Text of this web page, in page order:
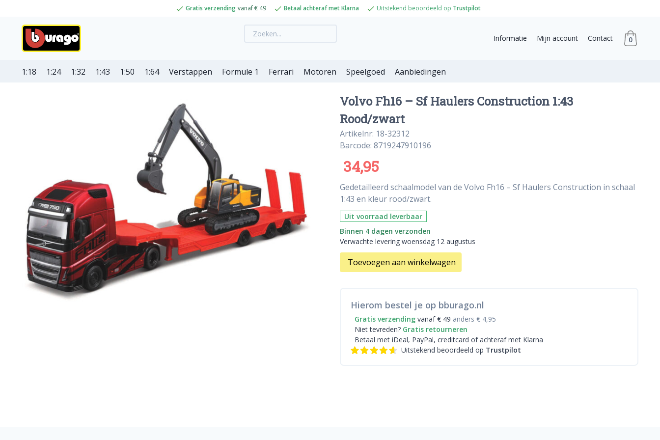
Gratis verzending vanaf € 49 Betaal achteraf met Klarna Uitstekend beoordeeld op Trustpilot
Informatie Mijn account Contact 0
1:18 1:24 1:32 1:43 1:50 1:64 Verstappen Formule 1 Ferrari Motoren Speelgoed Aanbiedingen
Volvo Fh16 – Sf Haulers Construction 1:43
Rood/zwart
Artikelnr: 18-32312
Barcode: 8719247910196
34,95
Gedetailleerd schaalmodel van de Volvo Fh16 – Sf Haulers Construction in schaal
1:43 en kleur rood/zwart.
Uit voorraad leverbaar
Binnen 4 dagen verzonden
Verwachte levering woensdag 12 augustus
Toevoegen aan winkelwagen
Hierom bestel je op bburago.nl
Gratis verzending vanaf € 49 anders € 4,95
Niet tevreden? Gratis retourneren
Betaal met iDeal, PayPal, creditcard of achteraf met Klarna
Uitstekend beoordeeld op Trustpilot